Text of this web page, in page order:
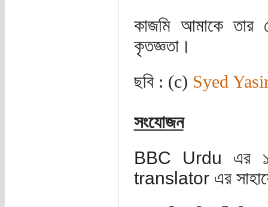
কাজমি আমাকে তার
কৃতজ্ঞতা।
ছবি : (c) Syed
সংযোজন
BBC Urdu এর
translator এর